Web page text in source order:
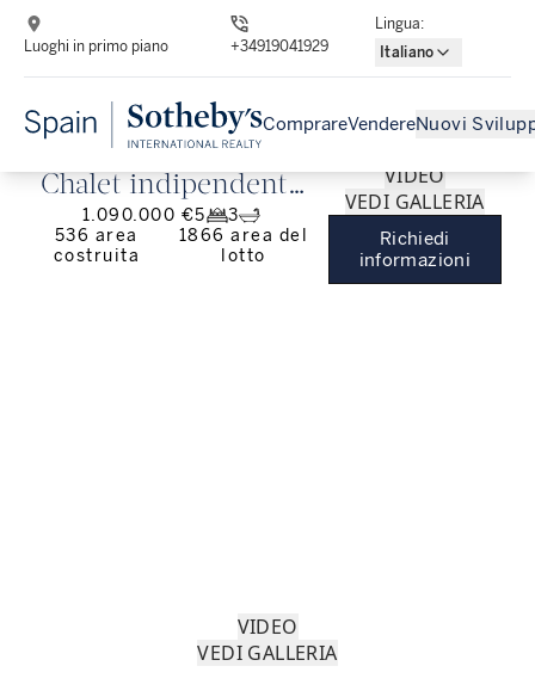
Luoghi in primo piano +34919041929
Lingua:
Italiano
ComprareVendereNuovi
Chalet indipendente
con piscina in
urbanizzazione privata
1.090.000 €5
3
536 area
costruita
1866 area del
lotto
VIDEO
VEDI GALLERIA
Richiedi
informazioni
VIDEO
VEDI GALLERIA